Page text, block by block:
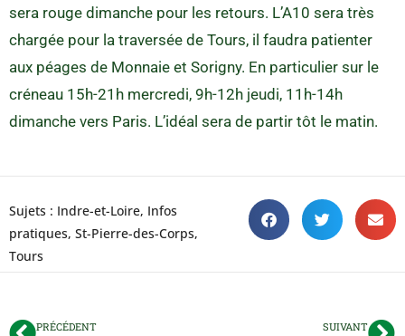
sera rouge dimanche pour les retours. L’A10 sera très
chargée pour la traversée de Tours, il faudra patienter
aux péages de Monnaie et Sorigny. En particulier sur le
créneau 15h-21h mercredi, 9h-12h jeudi, 11h-14h
dimanche vers Paris. L’idéal sera de partir tôt le matin.
Sujets : Indre-et-Loire, Infos
pratiques, St-Pierre-des-Corps,
Tours
PRÉCÉDENT SUIVANT